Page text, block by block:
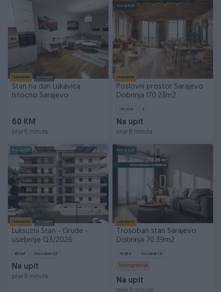
Izdvojeno Dostupno
Stan na dan Lukavica
Istocno Sarajevo
60 KM
prije 8 minuta
PIK SHOP
Izdvojeno
Poslovni prostor Sarajevo
Dobrinja 170.23m2
170.23㎡ 2
Na upit
prije 8 minuta
PIK SHOP
Izdvojeno Dostupno
Luksuzni Stan - Grude -
useljenje Q3/2026
85.9㎡ Dvosoban (2)
Na upit
prije 8 minuta
PIK SHOP
Izdvojeno
Trosoban stan Sarajevo
Dobrinja 70.39m2
70.39㎡ Trosoban (3)
Novogradnja
Na upit
prije 9 minuta